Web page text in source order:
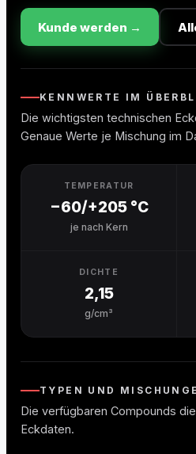
Kunde werden →
KENNWERTE IM
Die wichtigsten technischen
Genaue Werte je Mischung im
TEMPERATUR
−60/+205 °C
je nach Kern
DICHTE
2,15
g/cm³
TYPEN UND
Die verfügbaren Compounds
Eckdaten.